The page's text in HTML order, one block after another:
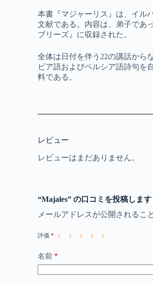
本書『マジャーリス』は、イル
文献である。内容は、弟子であ
ブリーズ』に収録された。
全体は日付を伴う22の講話から
ビア語およびペルシア語詩句を
料である。
レビュー
レビューはまだありません。
“Majales” の口コミを投稿します
メールアドレスが公開されるこ
評価*
名前 *